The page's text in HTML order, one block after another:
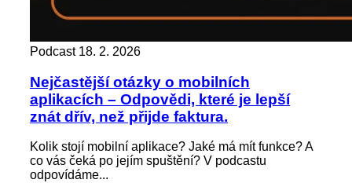
Podcast 18. 2. 2026
Nejčastější otázky o mobilních
aplikacích – Odpovědi, které je lepší
znát dřív, než přijde faktura.
Kolik stojí mobilní aplikace? Jaké má mít funkce? A
co vás čeká po jejím spuštění? V podcastu
odpovídáme...